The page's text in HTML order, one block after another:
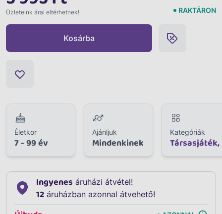
Üzleteink árai eltérhetnek! RAKTÁRON
Kosárba
Életkor
7 - 99 év
Ajánljuk
Mindenkinek
Kategóriák
Ingyenes áruházi átvétel!
12 áruházban azonnal átvehető!